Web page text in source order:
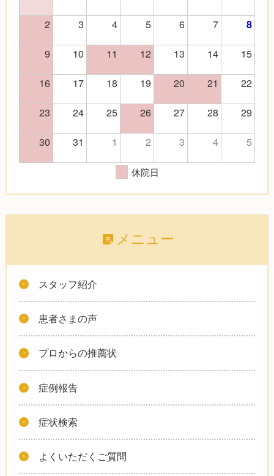
2
3 4 5 6 7 8
9 10 11 12 13 14
15
16
17 18 19 20 21
22
23
24 25 26 27 28
29
30
31 1 2 3 4 5
休院日
メニュー
スタッフ紹介
患者さまの声
プロからの推薦状
症例報告
症状検索
よくいただくご質問